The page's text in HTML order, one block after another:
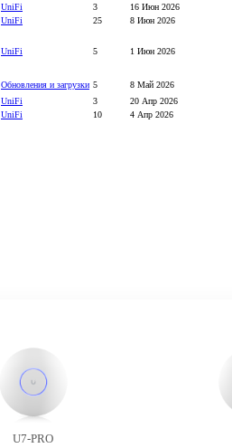
UniFi 3
16 Июн 2026
UniFi 25 8 Июн 2026
UniFi 5 1 Июн 2026
Обновления и загрузки 5
8 Май 2026
UniFi 3
20 Апр 2026
UniFi 10
4 Апр 2026
U7-PRO